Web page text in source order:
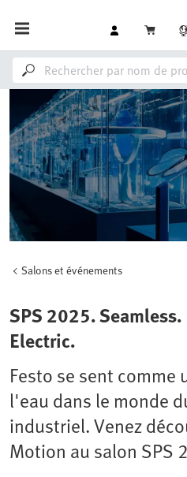
Salons et événements
SPS 2025.
Electric.
Festo se sent comme
l'eau dans le monde
industriel. Venez
Motion au salon SPS